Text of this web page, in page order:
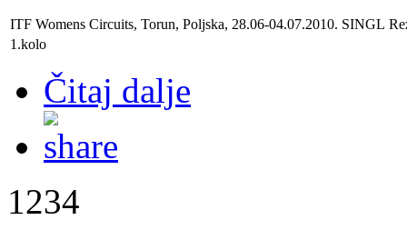
ITF Womens Circuits, Torun, Poljska, 28.06-04.07.2010. SINGL
1.kolo
Čitaj dalje
1234